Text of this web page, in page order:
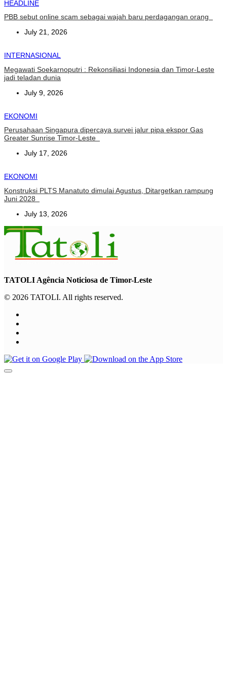
HEADLINE
PBB sebut online scam sebagai wajah baru perdagangan orang
July 21, 2026
INTERNASIONAL
Megawati Soekarnoputri : Rekonsiliasi Indonesia dan Timor-Leste
jadi teladan dunia
July 9, 2026
EKONOMI
Perusahaan Singapura dipercaya survei jalur pipa ekspor Gas
Greater Sunrise Timor-Leste
July 17, 2026
EKONOMI
Konstruksi PLTS Manatuto dimulai Agustus, Ditargetkan rampung
Juni 2028
July 13, 2026
TATOLI Agência Noticiosa de Timor-Leste
© 2026 TATOLI. All rights reserved.